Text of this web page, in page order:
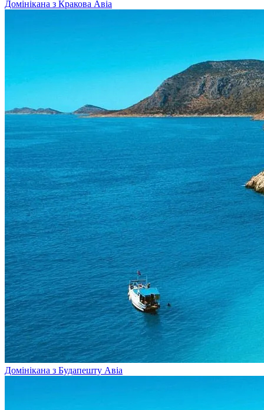
Домінікана з Кракова Авіа
Домінікана з Будапешту Авіа